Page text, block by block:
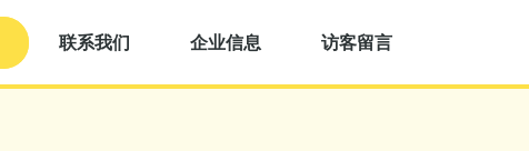
联系我们 企业信息 访客留言